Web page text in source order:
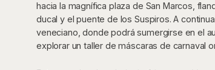
hacia la magnífica plaza de San Marcos,
ducal y el puente de los Suspiros. A
veneciano, donde podrá sumergirse en el
explorar un taller de máscaras de carnaval